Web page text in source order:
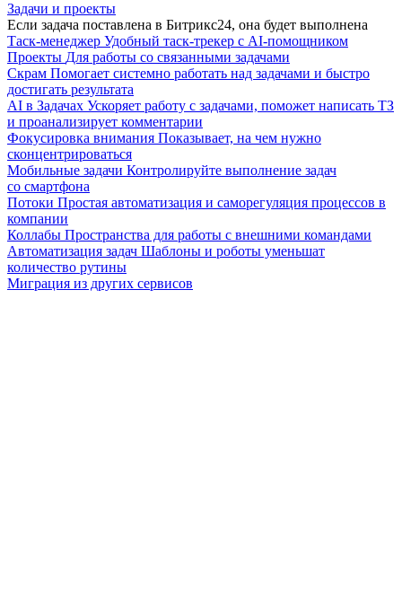
Задачи и проекты
Если задача поставлена в Битрикс24, она будет выполнена
Таск-менеджер Удобный таск-трекер с AI-помощником
Проекты Для работы со связанными задачами
Скрам Помогает системно работать над задачами и быстро
достигать результата
AI в Задачах Ускоряет работу с задачами, поможет написать ТЗ
и проанализирует комментарии
Фокусировка внимания Показывает, на чем нужно
сконцентрироваться
Мобильные задачи Контролируйте выполнение задач
со смартфона
Потоки Простая автоматизация и саморегуляция процессов в
компании
Коллабы Пространства для работы с внешними командами
Автоматизация задач Шаблоны и роботы уменьшат
количество рутины
Миграция из других сервисов